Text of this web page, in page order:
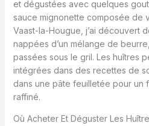
et dégustées avec quelques
sauce mignonette composée de
Vaast-la-Hougue, j’ai découvert
nappées d’un mélange de
passées sous le gril. Les huîtres
intégrées dans des recettes de
dans une pâte feuilletée pour un
raffiné.
Où Acheter Et Déguster Les